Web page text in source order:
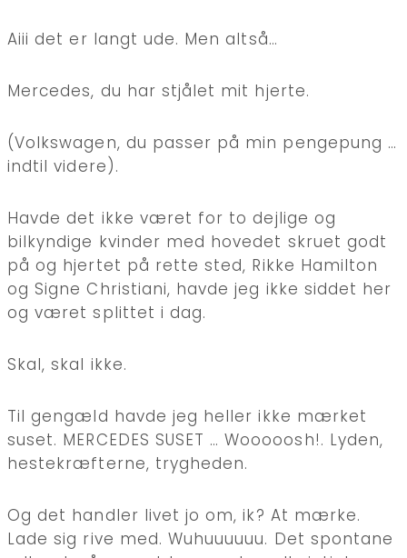
Aiii det er langt ude. Men altså…
Mercedes, du har stjålet mit hjerte.
(Volkswagen, du passer på min pengepung …
indtil videre).
Havde det ikke været for to dejlige og
bilkyndige kvinder med hovedet skruet godt
på og hjertet på rette sted, Rikke Hamilton
og Signe Christiani, havde jeg ikke siddet her
og været splittet i dag.
Skal, skal ikke.
Til gengæld havde jeg heller ikke mærket
suset. MERCEDES SUSET … Wooooosh!. Lyden,
hestekræfterne, trygheden.
Og det handler livet jo om, ik? At mærke.
Lade sig rive med. Wuhuuuuuu. Det spontane